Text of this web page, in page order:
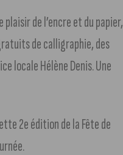
de l’encre et du papier,
de calligraphie, des
locale Hélène Denis. Une
2e édition de la Fête de